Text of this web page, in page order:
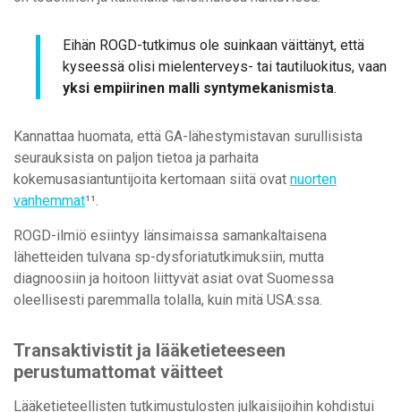
Eihän ROGD-tutkimus ole suinkaan väittänyt, että
kyseessä olisi mielenterveys- tai tautiluokitus, vaan
yksi empiirinen malli syntymekanismista.
Kannattaa huomata, että GA-lähestymistavan surullisista
seurauksista on paljon tietoa ja parhaita
kokemusasiantuntijoita kertomaan siitä ovat nuorten
vanhemmat¹¹.
ROGD-ilmiö esiintyy länsimaissa samankaltaisena
lähetteiden tulvana sp-dysforiatutkimuksiin, mutta
diagnoosiin ja hoitoon liittyvät asiat ovat Suomessa
oleellisesti paremmalla tolalla, kuin mitä USA:ssa.
Transaktivistit ja lääketieteeseen
perustumattomat väitteet
Lääketieteellisten tutkimustulosten julkaisijoihin kohdistui